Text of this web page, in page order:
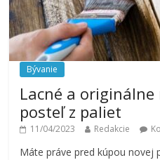
Bývanie
Lacné a originálne
posteľ z paliet
11/04/2023 Redakcie
Máte práve pred kúpou novej